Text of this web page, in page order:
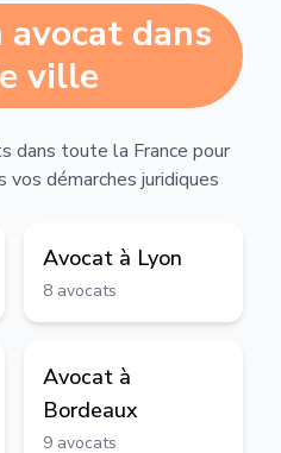
dans
ville
dans toute la France pour
vos démarches juridiques
Avocat à Lyon
8 avocats
Avocat à
Bordeaux
9 avocats